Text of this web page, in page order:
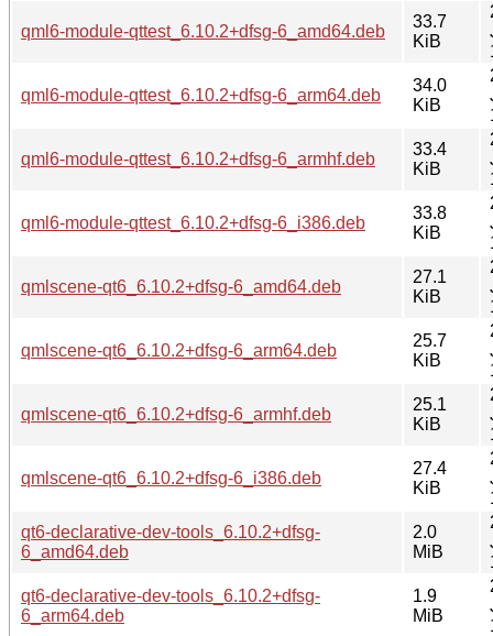
qml6-module-qttest_6.10.2+dfsg-6_amd64.deb
33.7
KiB
qml6-module-qttest_6.10.2+dfsg-6_arm64.deb
34.0
KiB
qml6-module-qttest_6.10.2+dfsg-6_armhf.deb
33.4
KiB
qml6-module-qttest_6.10.2+dfsg-6_i386.deb
33.8
KiB
qmlscene-qt6_6.10.2+dfsg-6_amd64.deb
27.1
KiB
qmlscene-qt6_6.10.2+dfsg-6_arm64.deb
25.7
KiB
qmlscene-qt6_6.10.2+dfsg-6_armhf.deb
25.1
KiB
qmlscene-qt6_6.10.2+dfsg-6_i386.deb
27.4
KiB
qt6-declarative-dev-tools_6.10.2+dfsg-
6_amd64.deb
2.0
MiB
qt6-declarative-dev-tools_6.10.2+dfsg-
6_arm64.deb
1.9
MiB